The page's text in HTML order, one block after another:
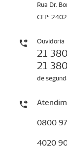
Rua Dr.
CEP:
Ouvidoria
21
21
de
0800
4020